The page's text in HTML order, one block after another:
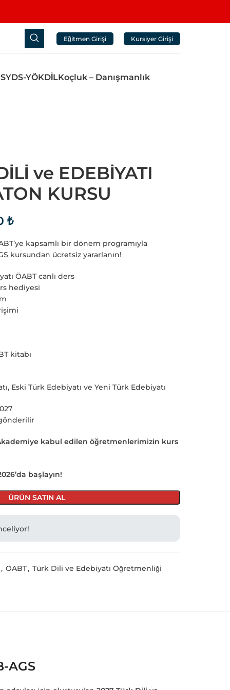
Eğitmen Girişi Kursiyer Girişi
YDS-YÖKDİLKoçluk – Danışmanlık
ve EDEBİYATI
KURSU
₺
kapsamlı bir dönem programıyla
kursundan ücretsiz yararlanın!
ÖABT canlı ders
hediyesi
kitabı
Eski Türk Edebiyatı ve Yeni Türk Edebiyatı
kabul edilen öğretmenlerimizin kurs
başlayın!
ÜRÜN SATIN AL
, ÖABT, Türk Dili ve Edebiyatı Öğretmenliği
AGS